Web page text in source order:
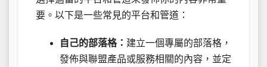
要。以下是一些常見的平台和管道：
自己的部落格： 建立一個專屬的部落格，
發佈與聯盟產品或服務相關的內容，並定